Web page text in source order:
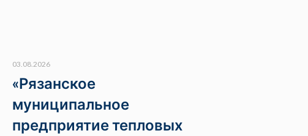
03.08.2026
«Рязанское
муниципальное
предприятие тепловых